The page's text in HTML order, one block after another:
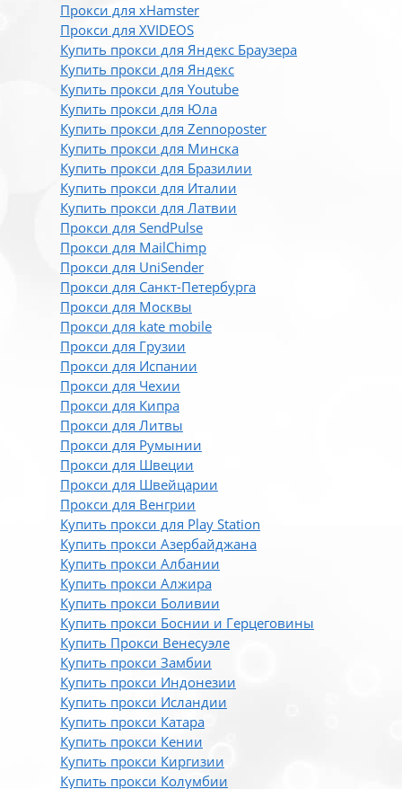
Прокси для xHamster
Прокси для XVIDEOS
Купить прокси для Яндекс Браузера
Купить прокси для Яндекс
Купить прокси для Youtube
Купить прокси для Юла
Купить прокси для Zennoposter
Купить прокси для Минска
Купить прокси для Бразилии
Купить прокси для Италии
Купить прокси для Латвии
Прокси для SendPulse
Прокси для MailChimp
Прокси для UniSender
Прокси для Санкт-Петербурга
Прокси для Москвы
Прокси для kate mobile
Прокси для Грузии
Прокси для Испании
Прокси для Чехии
Прокси для Кипра
Прокси для Литвы
Прокси для Румынии
Прокси для Швеции
Прокси для Швейцарии
Прокси для Венгрии
Купить прокси для Play Station
Купить прокси Азербайджана
Купить прокси Албании
Купить прокси Алжира
Купить прокси Боливии
Купить прокси Боснии и Герцеговины
Купить Прокси Венесуэле
Купить прокси Замбии
Купить прокси Индонезии
Купить прокси Исландии
Купить прокси Катара
Купить прокси Кении
Купить прокси Киргизии
Купить прокси Колумбии